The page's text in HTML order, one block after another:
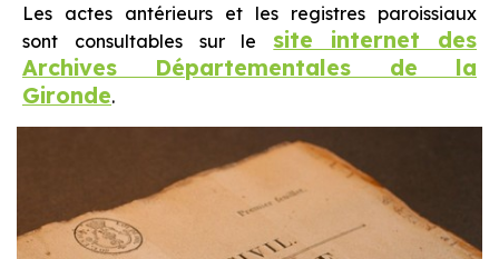
Les actes antérieurs et les registres paroissiaux
sont consultables sur le site internet des
Archives Départementales de la
Gironde.